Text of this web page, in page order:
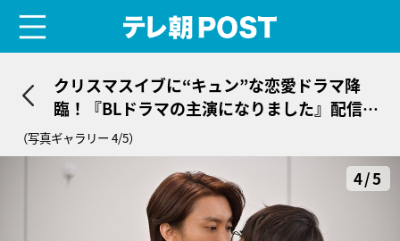
クリスマスイブに“キュン”な恋愛ドラマ降
臨！『BLドラマの主演になりました』配信ス
タート
（写真ギャラリー 4/5）
4/5